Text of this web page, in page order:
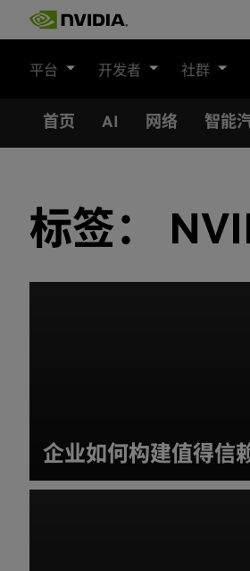
平台 开发者 社群
首页 AI 网络 智能
标签：
企业如何构建值得信